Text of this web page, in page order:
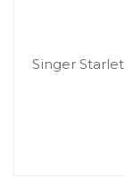
Singer